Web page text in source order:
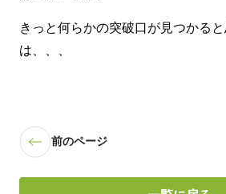
きっと何らかの突破口が見つかる
は、、、
前のページ